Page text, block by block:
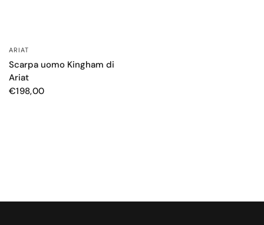
ARIAT
Scarpa uomo Kingham di
Ariat
€198,00